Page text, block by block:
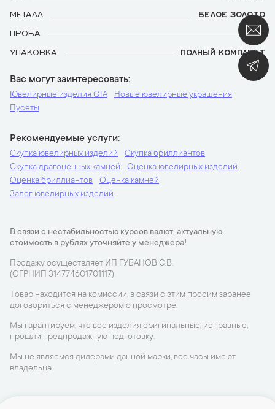
МЕТАЛЛ
БЕЛОЕ ЗОЛОТО
ПРОБА
750
УПАКОВКА
ПОЛНЫЙ КОМПЛЕКТ
Вас могут заинтересовать
Ювелирные изделия GIA
Новые ювелирные украшения
Пусеты
Рекомендуемые услуги
Скупка ювелирных изделий
Скупка бриллиантов
Скупка драгоценных камней
Оценка ювелирных изделий
Оценка бриллиантов
Оценка камней
Залог ювелирных изделий
В связи с нестабильностью курсов валют, актуальную
стоимость в рублях уточняйте у менеджера!
Продажу осуществляет ИП ГУБАНОВ С.В.
(ОГРНИП 314774601701117)
Товар находится на комиссии, в связи с этим просим заранее
договориться с менеджером о просмотре.
Мы гарантируем, что все изделия оригинальные, исправные,
прошли предпродажную подготовку.
Мы не являемся дилерами данной марки, все часы имеют
владельца.